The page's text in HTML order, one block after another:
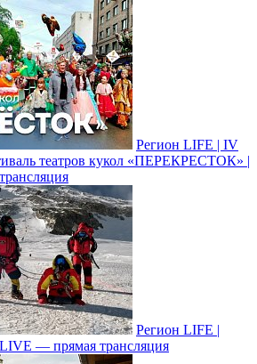
Регион LIFE | IV
театров кукол «ПЕРЕКРЕСТОК» |
Регион LIFE |
— прямая трансляция